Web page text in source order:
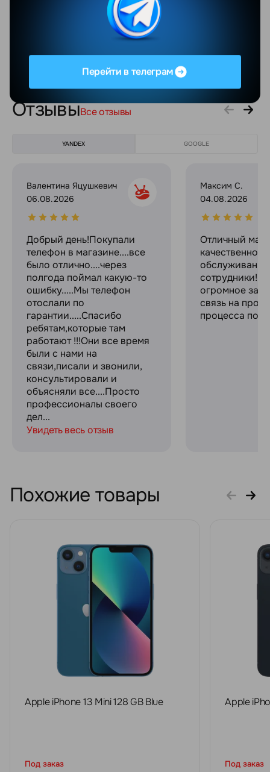
Количество точек матрицы
12 Мп
Показать еще
ОтзывыВсе отзывы
YANDEX GOOGLE
Валентина Яцушкевич
06.08.2026
Добрый день!Покупали
телефон в магазине....все
было отлично....через
полгода поймал какую-то
ошибку.....Мы телефон
отослали по
гарантии.....Спасибо
ребятам,которые там
работают !!!Они все время
были с нами на
связи,писали и звонили,
консультировали и
объясняли все....Просто
профессионалы своего
дел...
Увидеть весь отзыв
Максим С.
04.08.2026
Отличный
качественное
сотрудники!
огромное за
связь на
процесса
Похожие товары
Apple iPhone 13 Mini 128 GB Blue
Под заказ
Apple
Под заказ
Перейти в телеграм